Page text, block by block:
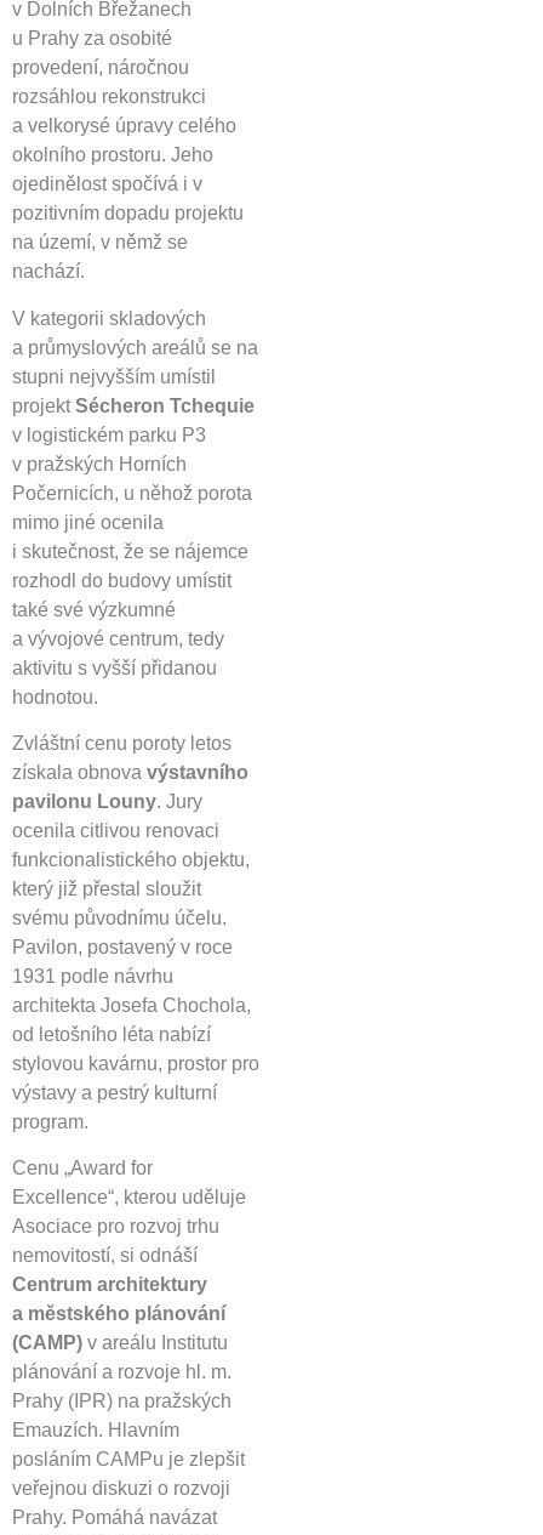
v Dolních Břežanech
u Prahy za osobité
provedení, náročnou
rozsáhlou rekonstrukci
a velkorysé úpravy celého
okolního prostoru. Jeho
ojedinělost spočívá i v
pozitivním dopadu projektu
na území, v němž se
nachází.
V kategorii skladových
a průmyslových areálů se na
stupni nejvyšším umístil
projektSécheron Tchequie
v logistickém parku P3
v pražských Horních
Počernicích, u něhož porota
mimo jiné ocenila
i skutečnost, že se nájemce
rozhodl do budovy umístit
také své výzkumné
a vývojové centrum, tedy
aktivitu s vyšší přidanou
hodnotou.
Zvláštní cenu poroty letos
získala obnova výstavního
pavilonu Louny. Jury
ocenila citlivou renovaci
funkcionalistického objektu,
který již přestal sloužit
svému původnímu účelu.
Pavilon, postavený v roce
1931 podle návrhu
architekta Josefa Chochola,
od letošního léta nabízí
stylovou kavárnu, prostor pro
výstavy a pestrý kulturní
program.
Cenu „Award for
Excellence“, kterou uděluje
Asociace pro rozvoj trhu
nemovitostí, si odnáší
Centrum architektury
a městského plánování
(CAMP) v areálu Institutu
plánování a rozvoje hl. m.
Prahy (IPR) na pražských
Emauzích. Hlavním
posláním CAMPu je zlepšit
veřejnou diskuzi o rozvoji
Prahy. Pomáhá navázat